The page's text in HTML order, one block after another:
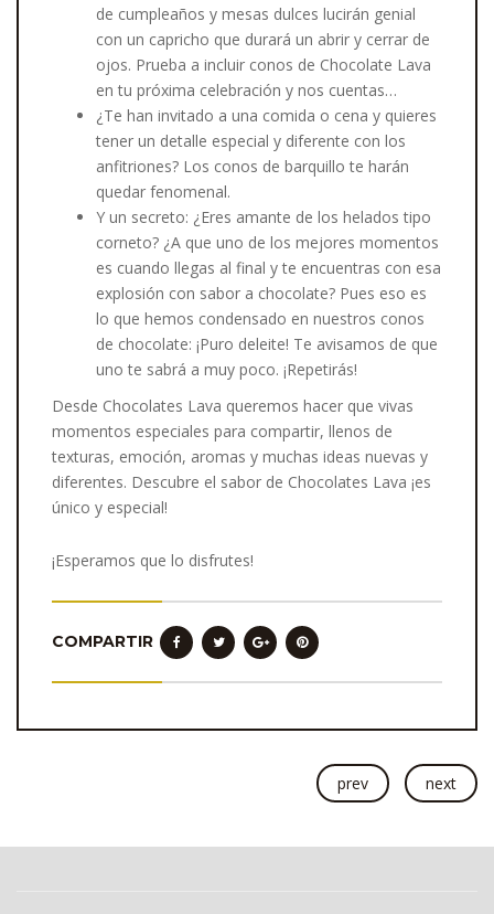
de cumpleaños y mesas dulces lucirán genial
con un capricho que durará un abrir y cerrar de
ojos. Prueba a incluir conos de Chocolate Lava
en tu próxima celebración y nos cuentas…
¿Te han invitado a una comida o cena y quieres
tener un detalle especial y diferente con los
anfitriones? Los conos de barquillo te harán
quedar fenomenal.
Y un secreto: ¿Eres amante de los helados tipo
corneto? ¿A que uno de los mejores momentos
es cuando llegas al final y te encuentras con esa
explosión con sabor a chocolate? Pues eso es
lo que hemos condensado en nuestros conos
de chocolate: ¡Puro deleite! Te avisamos de que
uno te sabrá a muy poco. ¡Repetirás!
Desde Chocolates Lava queremos hacer que vivas
momentos especiales para compartir, llenos de
texturas, emoción, aromas y muchas ideas nuevas y
diferentes. Descubre el sabor de Chocolates Lava ¡es
único y especial!
¡Esperamos que lo disfrutes!
COMPARTIR
prev next